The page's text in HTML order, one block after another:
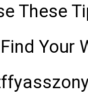
These
Find Your